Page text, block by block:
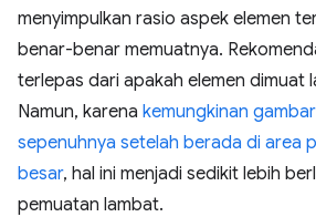
menyimpulkan rasio aspek elemen
benar-benar memuatnya.
terlepas dari apakah elemen dimuat
Namun, karena kemungkinan
sepenuhnya setelah berada di area
besar, hal ini menjadi sedikit lebih
pemuatan lambat.